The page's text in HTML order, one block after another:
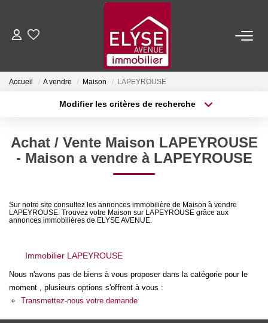
ACHETER
NOTRE AGENCE
Nous Rejoindre
Nos Actualités
Accueil A vendre Maison LAPEYROUSE
Modifier les critères de recherche
Sélectionnez...
Type de bien
Surface min
Créer une alerte
Achat / Vente Maison LAPEYROUSE
- Maison a vendre à LAPEYROUSE
Sur notre site consultez les annonces immobilière de Maison à vendre
LAPEYROUSE. Trouvez votre Maison sur LAPEYROUSE grâce aux
annonces immobilières de ELYSE AVENUE.
Immobilier LAPEYROUSE
Nous n'avons pas de biens à vous proposer dans la catégorie pour le
moment , plusieurs options s'offrent à vous :
Transmettez-nous votre demande